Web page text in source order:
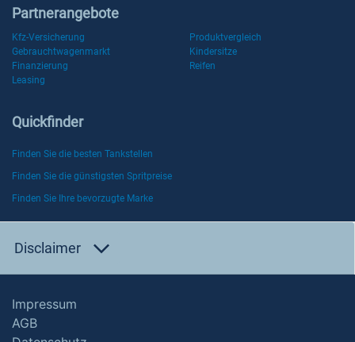
Partnerangebote
Kfz-Versicherung
Produktvergleich
Gebrauchtwagenmarkt
Kindersitze
Finanzierung
Reifen
Leasing
Quickfinder
Finden Sie die besten Tankstellen
Finden Sie die günstigsten Spritpreise
Finden Sie Ihre bevorzugte Marke
Disclaimer
Impressum
AGB